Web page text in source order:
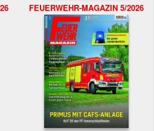
FEUERWEHR-MAGAZIN 5/2026